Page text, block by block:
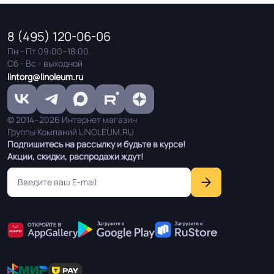
Оттенок
Дизайн рисунка
Подпишитесь на рассылку и будьте в курсе!
Акции, скидки, распродажи ждут!
8 (495) 120-06-06
Пн - Пт 09:00–18:00.
Сб - Вс - выходной
lintorg@linoleum.ru
© 2014–2026 Интернет магазин
Группы Компаний LiNOLEUM.RU